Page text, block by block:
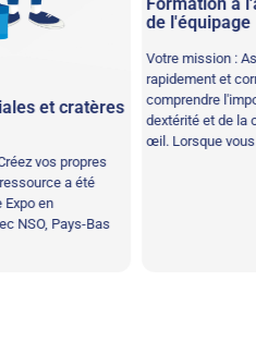
et cratères
vos propres
a été
en
NSO, Pays-Bas
de l'équipage
Votre mission :
rapidement et
comprendre
dextérité et de la
œil. Lorsque vous